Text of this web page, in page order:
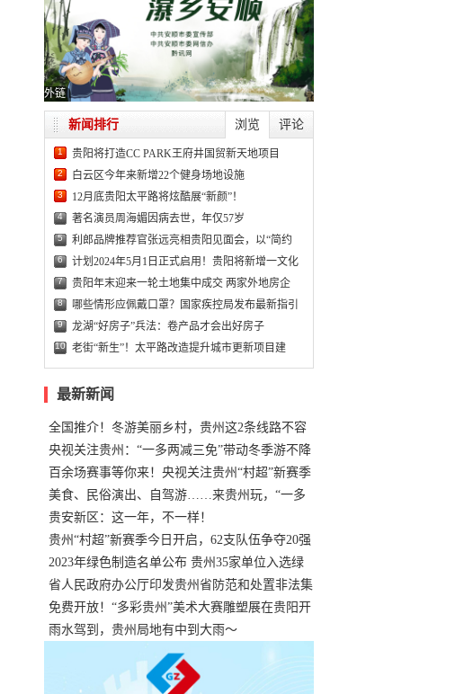
外链
浏览 评论
新闻排行
1 贵阳将打造CC PARK王府井国贸新天地项目
2 白云区今年来新增22个健身场地设施
3 12月底贵阳太平路将炫酷展“新颜”！
4 著名演员周海媚因病去世，年仅57岁
5 利郎品牌推荐官张远亮相贵阳见面会，以“简约
6 计划2024年5月1日正式启用！贵阳将新增一文化
7 贵阳年末迎来一轮土地集中成交 两家外地房企
8 哪些情形应佩戴口罩？国家疾控局发布最新指引
9 龙湖“好房子”兵法：卷产品才会出好房子
10 老街“新生”！太平路改造提升城市更新项目建
最新新闻
全国推介！冬游美丽乡村，贵州这2条线路不容
错过
央视关注贵州：“一多两减三免”带动冬季游不降
温
百余场赛事等你来！央视关注贵州“村超”新赛季
正式“打响”
美食、民俗演出、自驾游……来贵州玩，“一多
两减三免”！
贵安新区：这一年，不一样！
贵州“村超”新赛季今日开启，62支队伍争夺20强
名额
2023年绿色制造名单公布 贵州35家单位入选绿
色工厂
省人民政府办公厅印发贵州省防范和处置非法集
资工作实施细则
免费开放！“多彩贵州”美术大赛雕塑展在贵阳开
展，持续至1月19日
雨水驾到，贵州局地有中到大雨～